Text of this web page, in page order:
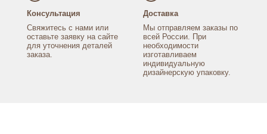
Консультация
Свяжитесь с нами или
оставьте заявку на сайте
для уточнения деталей
заказа.
Доставка
Мы отправляем заказы по
всей России. При
необходимости
изготавливаем
индивидуальную
дизайнерскую упаковку.